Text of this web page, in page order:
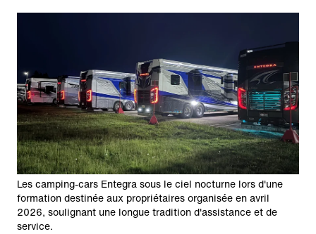
Les camping-cars Entegra sous le ciel nocturne lors d'une
formation destinée aux propriétaires organisée en avril
2026, soulignant une longue tradition d'assistance et de
service.